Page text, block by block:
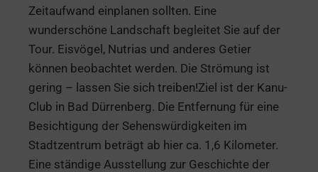
Zeitaufwand einplanen sollten. Eine
wunderschöne Landschaft begleitet Sie auf der
Tour. Eisvögel, Nutrias und anderes Getier
können beobachtet werden. Die Strömung ist
gering – lassen Sie sich treiben!Ziel ist der Kanu-
Club in Bad Dürrenberg. Die Entfernung für eine
Besichtigung der Sehenswürdigkeiten im
Stadtzentrum beträgt ab hier ca. 1,6 Kilometer.
Eine ständige Ausstellung zur Geschichte der